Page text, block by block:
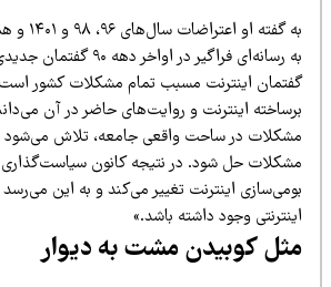
به گفته او اعتراضات
به رسانه‌ای فراگیر در اواخر دهه ۹۰
اینترنت مسبب تمام مشکلات کشور است و
اینترنت و روایت‌های حاضر در آن می‌دانند.
در ساحت واقعی جامعه، تلاش می‌شود تا
حل شود. در نتیجه کانون سیاست‌گذاری از
اینترنت تغییر می‌کند و به این می‌رسد که
وجود داشته باشد.»
کوبیدن مشت به دیوار